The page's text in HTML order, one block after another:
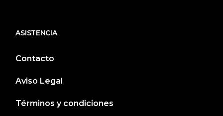
ASISTENCIA
Contacto
Aviso Legal
Términos y condiciones